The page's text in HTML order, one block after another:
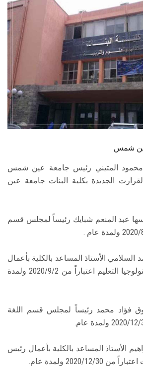
تواصل معنا
الطلاب
هيئة التدريس
الدراسات العليا
الخريجين
الزائـرون
عين شمس
محمود المتيني رئيس جامعة عين شمس
الجديدة بكلية البنات جامعة عين
سها عبد المنعم شبايك رئيساً لمجلس قسم
الأستاذ المساعد بالكلية بأعمال
رئيس مجلس قسم تكنولوجيا التعليم اعتباراً من 2020/9/2 ولمدة
فؤاد محمد رئيساً لمجلس قسم اللغة
الأستاذ المساعد بالكلية بأعمال رئيس
12/30 ولمدة عام.